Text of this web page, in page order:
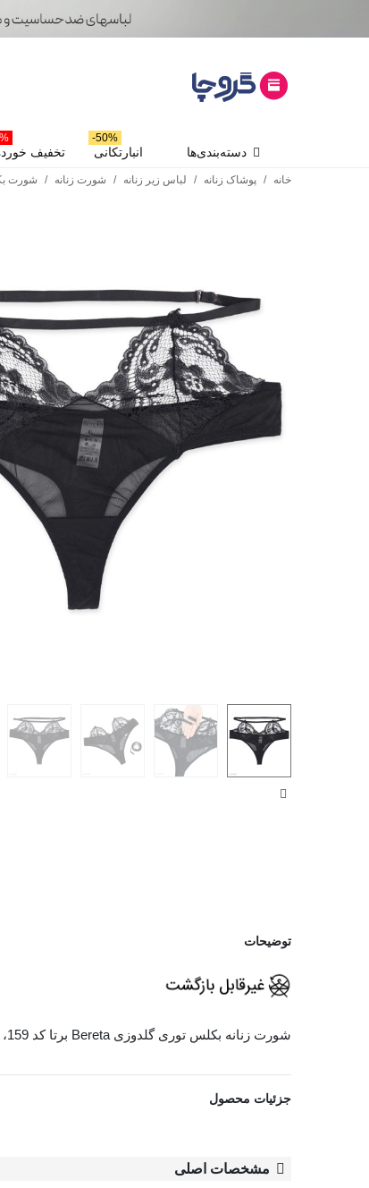
دسته‌بندی‌ها انبارتکانی
50%-
تخفیف
خانه / پوشاک زنانه / لباس زیر زنانه / شورت زنانه / شورت
توضیحات
شورت زنانه بکلس توری گلدوزی Bereta برتا کد 159، از نوع
جزئیات محصول
مشخصات اصلی